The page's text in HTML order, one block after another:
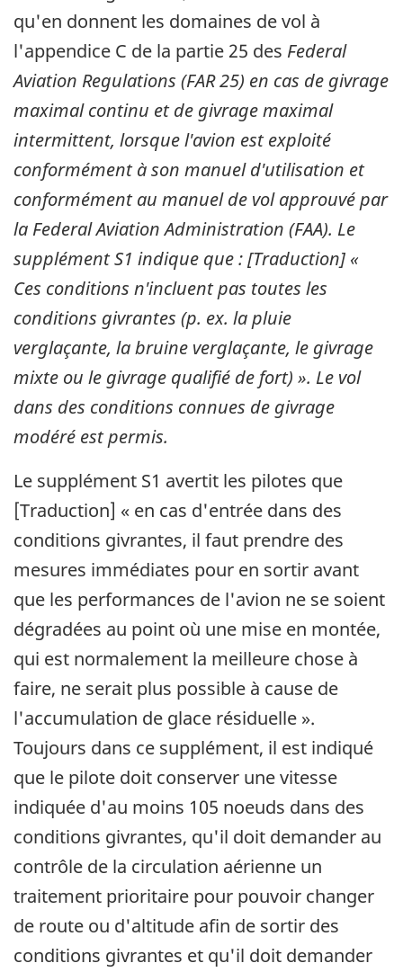
qu'en donnent les domaines de vol à
l'appendice C de la partie 25 des Federal
Aviation Regulations (FAR 25) en cas de givrage
maximal continu et de givrage maximal
intermittent, lorsque l'avion est exploité
conformément à son manuel d'utilisation et
conformément au manuel de vol approuvé par
la Federal Aviation Administration (FAA). Le
supplément S1 indique que : [Traduction] «
Ces conditions n'incluent pas toutes les
conditions givrantes (p. ex. la pluie
verglaçante, la bruine verglaçante, le givrage
mixte ou le givrage qualifié de fort) ». Le vol
dans des conditions connues de givrage
modéré est permis.
Le supplément S1 avertit les pilotes que
[Traduction] « en cas d'entrée dans des
conditions givrantes, il faut prendre des
mesures immédiates pour en sortir avant
que les performances de l'avion ne se soient
dégradées au point où une mise en montée,
qui est normalement la meilleure chose à
faire, ne serait plus possible à cause de
l'accumulation de glace résiduelle ».
Toujours dans ce supplément, il est indiqué
que le pilote doit conserver une vitesse
indiquée d'au moins 105 noeuds dans des
conditions givrantes, qu'il doit demander au
contrôle de la circulation aérienne un
traitement prioritaire pour pouvoir changer
de route ou d'altitude afin de sortir des
conditions givrantes et qu'il doit demander